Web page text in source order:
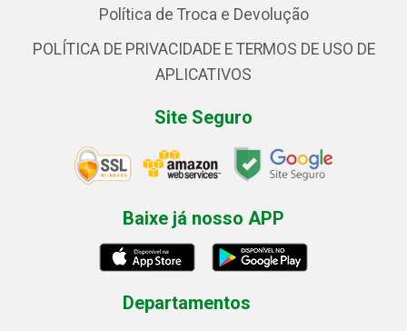
Política de Troca e Devolução
POLÍTICA DE PRIVACIDADE E TERMOS DE USO DE
APLICATIVOS
Site Seguro
Baixe já nosso APP
Departamentos